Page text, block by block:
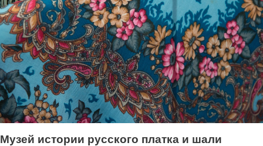
Музей истории русского платка и шали